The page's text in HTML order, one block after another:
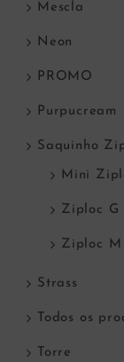
Mescla
Neon
PROMO
Purpucream
Saquinho
Mini
Ziploc G
Ziploc M
Strass
Todos os
Torre